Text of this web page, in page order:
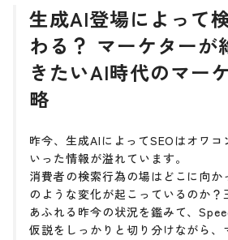
生成AI登場によって
わる？ マーケターが
きたいAI時代のマー
略
昨今、生成AIによってSEOはオワコ
いった情報が溢れています。
消費者の検索行為の場はどこに向
のような変化が起こっているのか
あふれる昨今の状況を鑑みて、
仮説をしっかりと切り分けながら、